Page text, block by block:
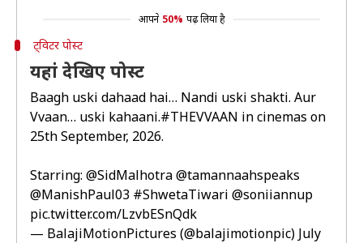
आपने 50% पढ़ लिया है
ट्विटर पोस्ट
यहां देखिए पोस्ट
Baagh uski dahaad hai… Nandi uski shakti. Aur
Vvaan… uski kahaani.#THEVVAAN in cinemas on
25th September, 2026.
Starring: @SidMalhotra@tamannaahspeaks
@ManishPaul03 #ShwetaTiwari @soniiannup
pic.twitter.com/LzvbESnQdk
— BalajiMotionPictures (@balajimotionpic) July